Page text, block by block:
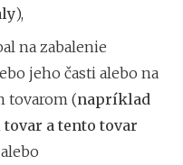
),
na zabalenie
jeho časti alebo na
tovarom (napríklad
a tento tovar